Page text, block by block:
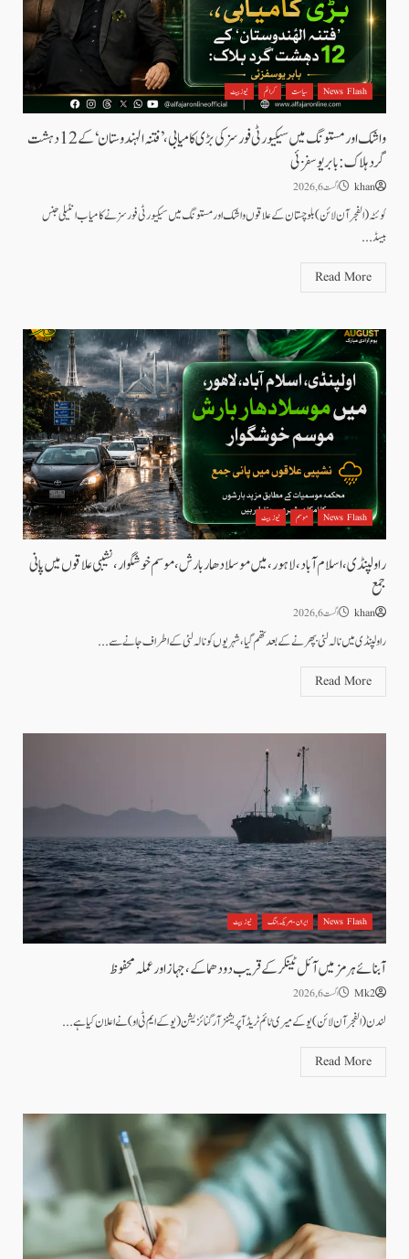
News Flash سیاست کرائم نیوز بیٹ
واشک اور مستونگ میں سیکیورٹی فورسز کی بڑی کامیابی، ’فتنہ الہندوستان‘ کے 12 دہشت
گرد ہلاک: بابر یوسفزئی
khan اگست 6, 2026
کوئٹہ (الفجرآن لائن) بلوچستان کے علاقوں واشک اور مستونگ میں سیکیورٹی فورسز نے کامیاب انٹیلی جنس
بیسڈ...
Read More
News Flash موسم نیوز بیٹ
راولپنڈی، اسلام آباد،لاہور، میں موسلادھار بارش،موسم خوشگوار، نشیبی علاقوں میں پانی
جمع
khan اگست 6, 2026
راولپنڈی میں نالہ لئی بپھرنے کے بعد تھم گیا، شہریوں کو نالہ لئی کے اطراف جانے سے...
Read More
News Flash ایران - امریکہ جنگ نیوز بیٹ
آبنائے ہرمز میں آئل ٹینکر کے قریب دو دھماکے، جہاز اور عملہ محفوظ
Mk2 اگست 6, 2026
لندن(الفجر آن لائن)یوکے میری ٹائم ٹریڈ آپریشنز آرگنائزیشن (یو کے ایم ٹی او) نے اعلان کیا ہے...
Read More